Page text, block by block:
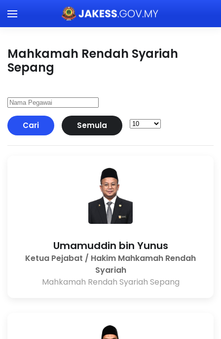
Skip to main content
Mahkamah Rendah Syariah
Sepang
Cari Semula
Umamuddin bin Yunus
Ketua Pejabat / Hakim Mahkamah Rendah
Syariah
Mahkamah Rendah Syariah Sepang